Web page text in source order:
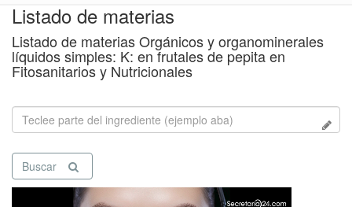
Listado de materias
Listado de materias Orgánicos y organominerales
líquidos simples: K: en frutales de pepita en
Fitosanitarios y Nutricionales
Buscar